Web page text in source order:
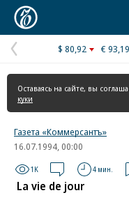
Предыдущая
страница
$ 80,92 € 93,19
Оставаясь на сайте, вы
куки
Газета «Коммерсантъ»
16.07.1994, 00:00
1K 4 мин.
La vie de jour